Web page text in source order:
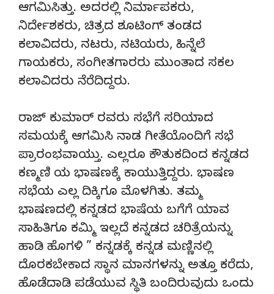
ಆಗಮಿಸಿತ್ತು. ಅದರಲ್ಲಿ ನಿರ್ಮಾಪಕರು,
ನಿರ್ದೇಶಕರು, ಚಿತ್ರದ ಶೂಟಿಂಗ್ ತಂಡದ
ಕಲಾವಿದರು, ನಟರು, ನಟಿಯರು, ಹಿನ್ನೆಲೆ
ಗಾಯಕರು, ಸಂಗೀತಗಾರರು ಮುಂತಾದ ಸಕಲ
ಕಲಾವಿದರು ನೆರೆದಿದ್ದರು.
ರಾಜ್ ಕುಮಾರ್ ರವರು ಸಭೆಗೆ ಸರಿಯಾದ
ಸಮಯಕ್ಕೆ ಆಗಮಿಸಿ ನಾಡ ಗೀತೆಯೊಂದಿಗೆ ಸಭೆ
ಪ್ರಾರಂಭವಾಯ್ತು. ಎಲ್ಲರೂ ಕೌತುಕದಿಂದ ಕನ್ನಡದ
ಕಣ್ಮಣಿ ಯ ಭಾಷಣಕ್ಕೆ ಕಾಯುತ್ತಿದ್ದರು. ಭಾಷಣ
ಸಭೆಯ ಎಲ್ಲ ದಿಕ್ಕಿಗೂ ಮೊಳಗಿತು. ತಮ್ಮ
ಭಾಷಣದಲ್ಲಿ ಕನ್ನಡದ ಭಾಷೆಯ ಬಗೆಗೆ ಯಾವ
ಸಾಹಿತಿಗೂ ಕಮ್ಮಿ ಇಲ್ಲದೆ ಕನ್ನಡದ ಚರಿತ್ರೆಯನ್ನು
ಹಾಡಿ ಹೊಗಳಿ ” ಕನ್ನಡಕ್ಕೆ ಕನ್ನಡ ಮಣ್ಣಿನಲ್ಲಿ
ದೊರಕಬೇಕಾದ ಸ್ಥಾನ ಮಾನಗಳನ್ನು ಅತ್ತೂ ಕರೆದು,
ಹೊಡೆದಾಡಿ ಪಡೆಯುವ ಸ್ಥಿತಿ ಬಂದಿರುವುದು ಒಂದು